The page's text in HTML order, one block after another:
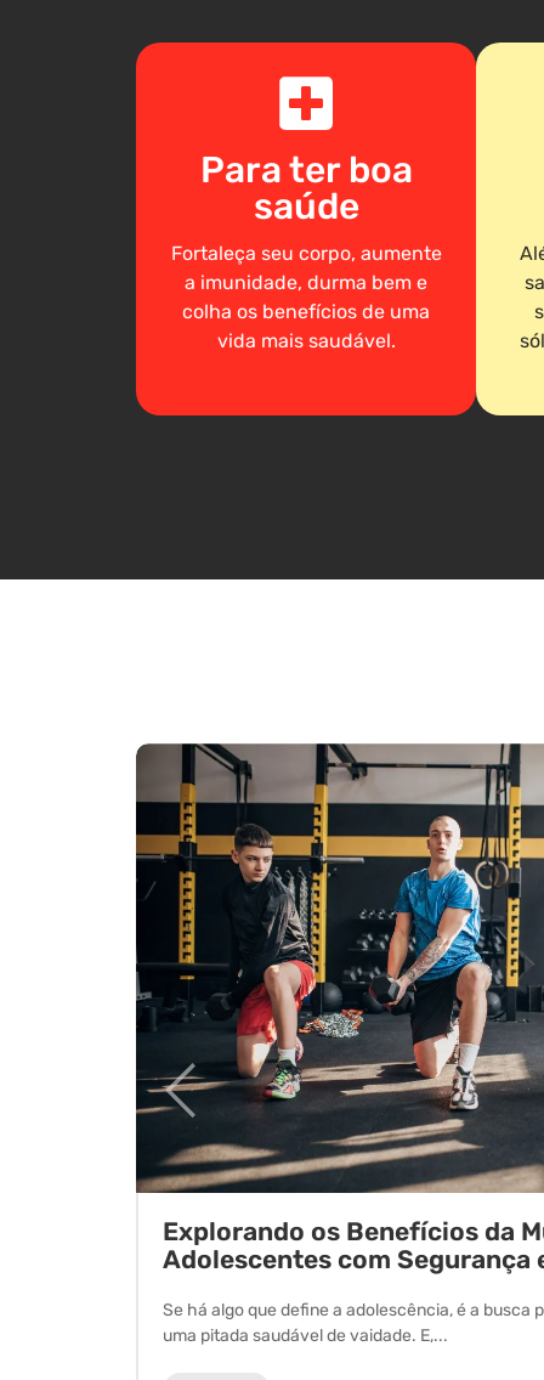
Para ter boa
saúde
Fortaleça seu corpo, aumente
a imunidade, durma bem e
colha os benefícios de uma
vida mais saudável.
Explorando os Benefícios da
Adolescentes com Segurança
Se há algo que define a adolescência, é a busca
uma pitada saudável de vaidade. E,...